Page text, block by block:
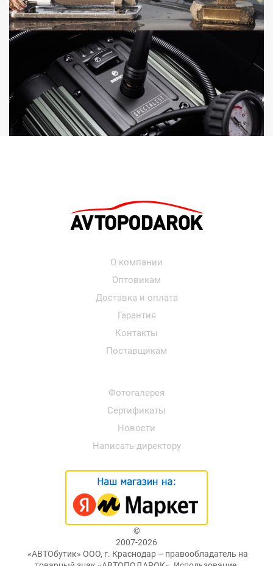
О компании
Оптовикам
Доставка и оплата
Гарантия
Контакты
Поставщикам
Фотогалерея
Сертификаты
Новости
Написать директору
©
2007-2026
«АВТОбутик» ООО, г. Краснодар – правообладатель на